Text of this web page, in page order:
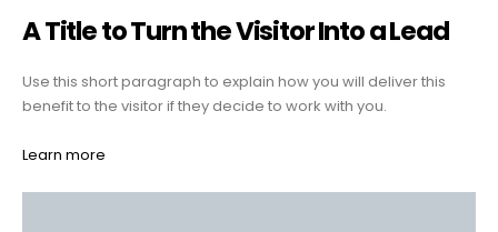
A Title to Turn the Visitor Into a Lead
Use this short paragraph to explain how you will deliver this
benefit to the visitor if they decide to work with you.
Learn more